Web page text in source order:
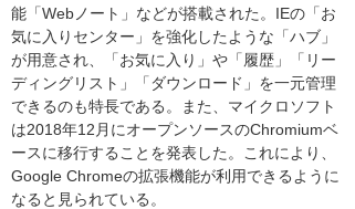
能「Webノート」などが搭載された。IEの「お
気に入りセンター」を強化したような「ハブ」
が用意され、「お気に入り」や「履歴」「リー
ディングリスト」「ダウンロード」を一元管理
できるのも特長である。また、マイクロソフト
は2018年12月にオープンソースのChromiumベ
ースに移行することを発表した。これにより、
Google Chromeの拡張機能が利用できるように
なると見られている。